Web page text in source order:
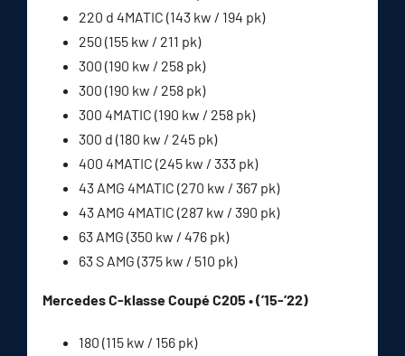
220 d 4MATIC (143 kw / 194 pk)
250 (155 kw / 211 pk)
300 (190 kw / 258 pk)
300 (190 kw / 258 pk)
300 4MATIC (190 kw / 258 pk)
300 d (180 kw / 245 pk)
400 4MATIC (245 kw / 333 pk)
43 AMG 4MATIC (270 kw / 367 pk)
43 AMG 4MATIC (287 kw / 390 pk)
63 AMG (350 kw / 476 pk)
63 S AMG (375 kw / 510 pk)
Mercedes C-klasse Coupé C205 • (’15-’22)
180 (115 kw / 156 pk)